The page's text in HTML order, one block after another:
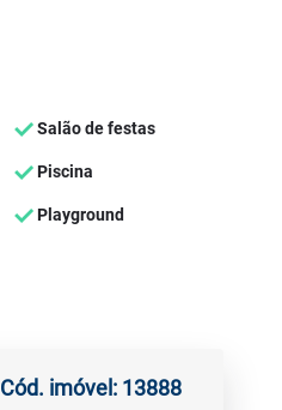
Salão de festas
Piscina
Playground
Cód. imóvel: 13888